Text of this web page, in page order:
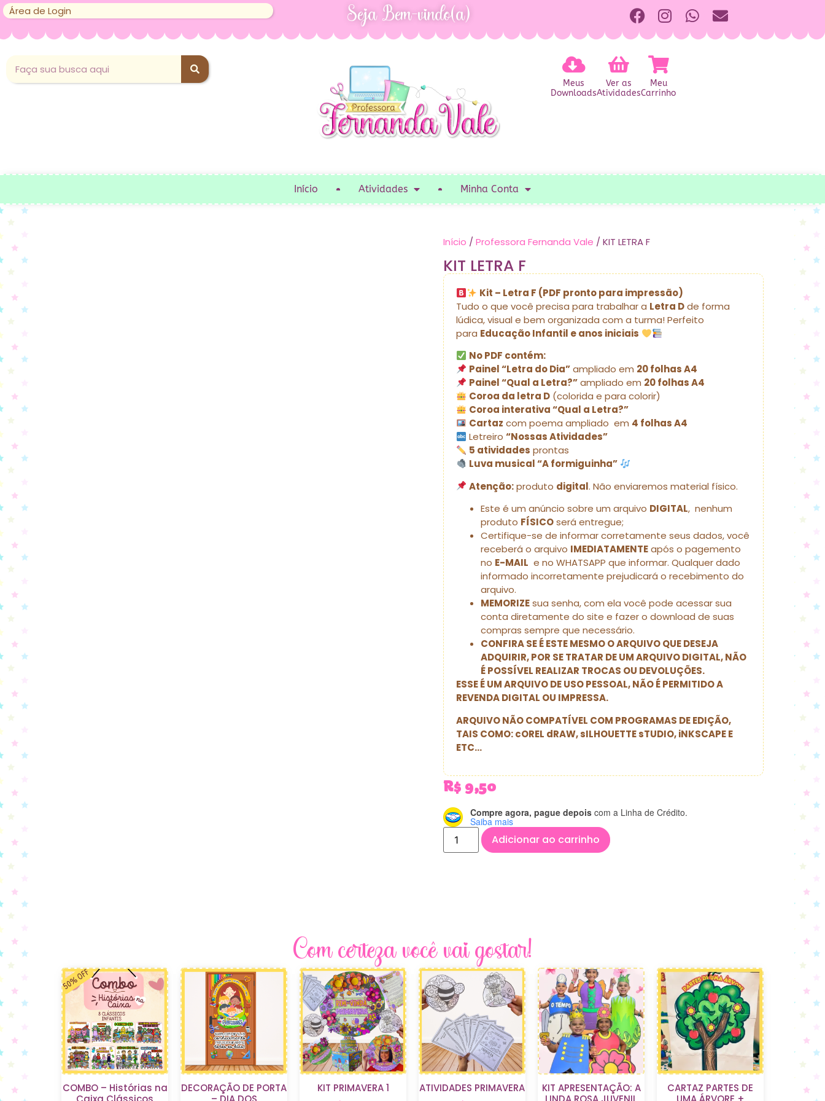
Área de Login Seja Bem-vindo(a)
Meus
Downloads
Ver as
Atividades
Meu
Carrinho
Início Atividades Minha Conta
Início / Professora Fernanda Vale / KIT LETRA F
KIT LETRA F
Kit – Letra F (PDF pronto para impressão)
Tudo o que você precisa para trabalhar a Letra Dde forma
lúdica, visual e bem organizada com a turma! Perfeito
para Educação Infantil e anos iniciais
No PDF contém:
Painel “Letra do Dia”ampliado em 20 folhas A4
Painel “Qual a Letra?”ampliado em 20 folhas A4
Coroa da letra D (colorida e para colorir)
Coroa interativa “Qual a Letra?”
Cartaz com poema ampliado em 4 folhas A4
Letreiro“Nossas Atividades”
5 atividades prontas
Luva musical “A formiguinha”
Atenção:produto digital. Não enviaremos material físico.
Este é um anúncio sobre um arquivo DIGITAL, nenhum
produto FÍSICOserá entregue;
Certifique-se de informar corretamente seus dados, você
receberá o arquivo IMEDIATAMENTEapós o pagemento
no E-MAIL e no WHATSAPP que informar. Qualquer dado
informado incorretamente prejudicará o recebimento do
arquivo.
MEMORIZEsua senha, com ela você pode acessar sua
conta diretamente do site e fazer o download de suas
compras sempre que necessário.
CONFIRA SE É ESTE MESMO O ARQUIVO QUE DESEJA
ADQUIRIR, POR SE TRATAR DE UM ARQUIVO DIGITAL, NÃO
É POSSÍVEL REALIZAR TROCAS OU DEVOLUÇÕES.
ESSE É UM ARQUIVO DE USO PESSOAL, NÃO É PERMITIDO A
REVENDA DIGITAL OU IMPRESSA.
ARQUIVO NÃO COMPATÍVEL COM PROGRAMAS DE EDIÇÃO,
TAIS COMO: cOREL dRAW, sILHOUETTE sTUDIO, iNKSCAPE E
ETC…
R$ 9,50
Compre agora, pague depois com a Linha de Crédito.
Saiba mais
Adicionar ao carrinho
Com certeza você vai gostar!
COMBO – Histórias na
DECORAÇÃO DE PORTA
KIT PRIMAVERA 1 ATIVIDADES PRIMAVERA
KIT APRESENTAÇÃO: A
CARTAZ PARTES DE